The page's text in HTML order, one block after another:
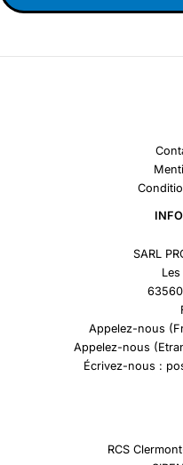
SARL
Appelez-nous
Appelez-nous
Écrivez-nous :
RCS